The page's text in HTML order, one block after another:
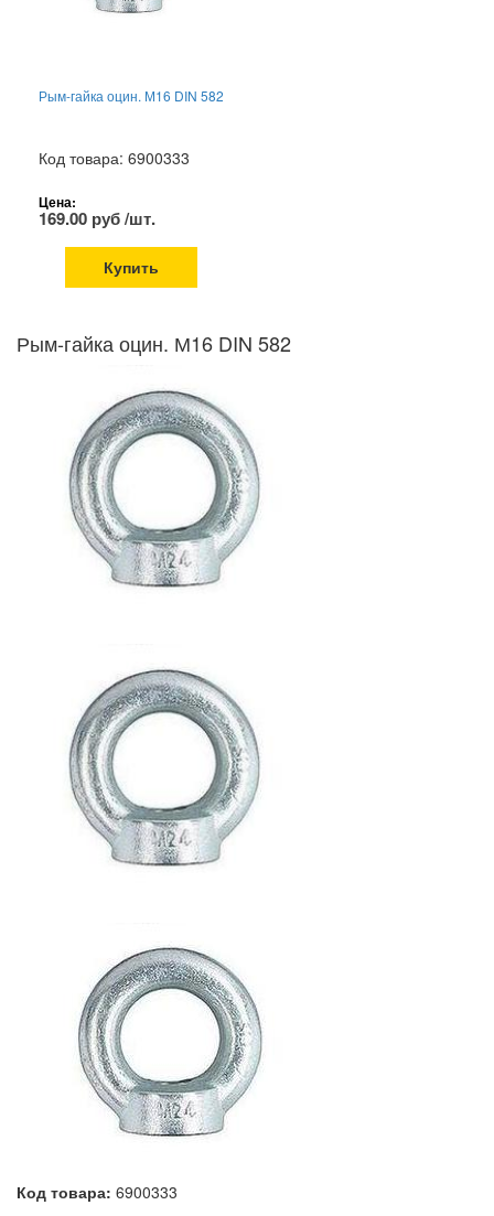
Рым-гайка оцин. М16 DIN 582
Код товара: 6900333
Цена:
169.00 руб /шт.
Купить
Рым-гайка оцин. М16 DIN 582
Код товара: 6900333